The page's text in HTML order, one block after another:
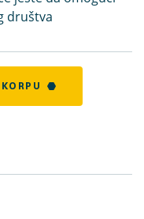
društva